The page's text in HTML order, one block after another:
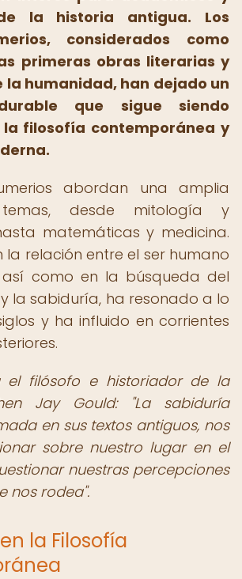
la historia antigua. Los
considerados como
primeras obras literarias y
la humanidad, han dejado un
que sigue siendo
filosofía contemporánea y
abordan una amplia
desde mitología y
matemáticas y medicina.
la relación entre el ser humano
así como en la búsqueda del
la sabiduría, ha resonado a lo
y ha influido en corrientes
el filósofo e historiador de la
Jay Gould: "La sabiduría
en sus textos antiguos, nos
sobre nuestro lugar en el
nuestras percepciones
nos rodea".
la Filosofía